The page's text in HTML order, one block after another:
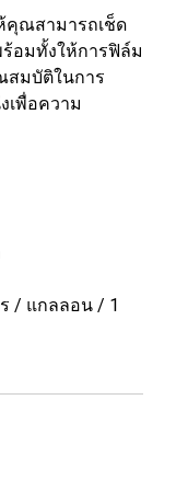
คุณสามารถเช็ด
อมทั้งให้การฟิล์ม
สมบัติในการ
เพื่อความ
/ แกลลอน / 1